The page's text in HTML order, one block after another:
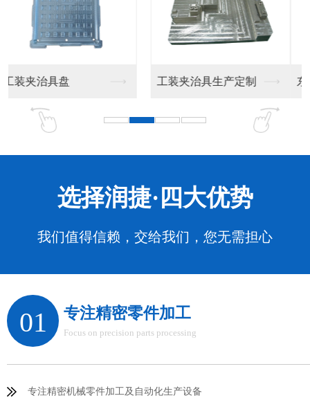
东莞精密零件加工
选择润捷·四大优势
我们值得信赖，交给我们，您无需担心
01 专注精密零件加工
Focus on precision parts processing
专注精密机械零件加工及自动化生产设备